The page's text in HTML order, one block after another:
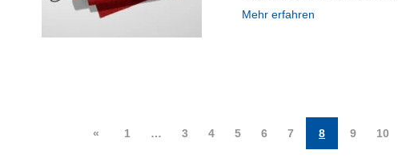
Mehr erfahren
« 1 … 3 4 5 6 7 8 9 10